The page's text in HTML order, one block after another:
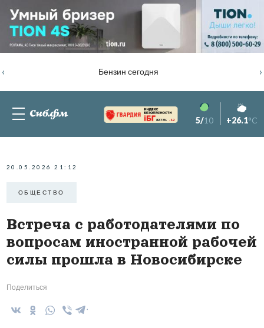
Бензин сегодня
‹ ›
82.76% -1.2 5/10 +26.1°C
20.05.2026 21:12
ОБЩЕСТВО
Встреча с работодателями по
вопросам иностранной рабочей
силы прошла в Новосибирске
Поделиться